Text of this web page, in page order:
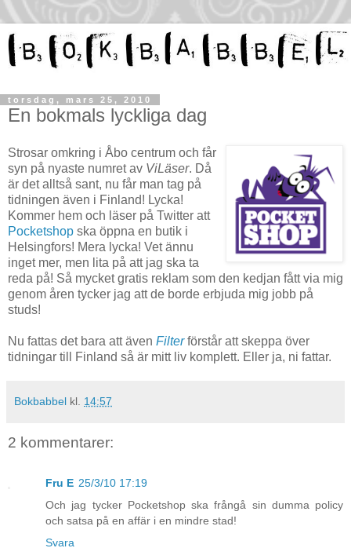
torsdag, mars 25, 2010
En bokmals lyckliga dag
Strosar omkring i Åbo centrum och får
syn på nyaste numret av ViLäser. Då
är det alltså sant, nu får man tag på
tidningen även i Finland! Lycka!
Kommer hem och läser på Twitter att
Pocketshop ska öppna en butik i
Helsingfors! Mera lycka! Vet ännu
inget mer, men lita på att jag ska ta
reda på! Så mycket gratis reklam som den kedjan fått via mig
genom åren tycker jag att de borde erbjuda mig jobb på
studs!
Nu fattas det bara att även Filterförstår att skeppa över
tidningar till Finland så är mitt liv komplett. Eller ja, ni fattar.
Bokbabbel kl. 14:57
2 kommentarer:
Fru E 25/3/10 17:19
Och jag tycker Pocketshop ska frångå sin dumma policy
och satsa på en affär i en mindre stad!
Svara